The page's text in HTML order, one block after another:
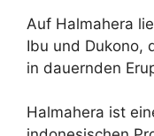
Auf Halmahera
Ibu und Dukono,
in dauernden
Halmahera ist